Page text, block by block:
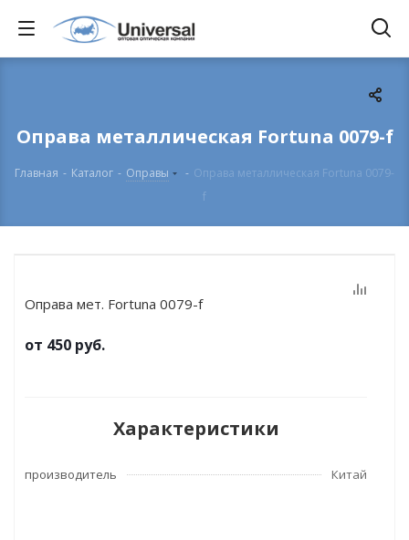
Оправа металлическая Fortuna 0079-f
Главная - Каталог - Оправы - Оправа металлическая Fortuna 0079-
f
Оправа мет. Fortuna 0079-f
от 450 руб.
Характеристики
производитель Китай